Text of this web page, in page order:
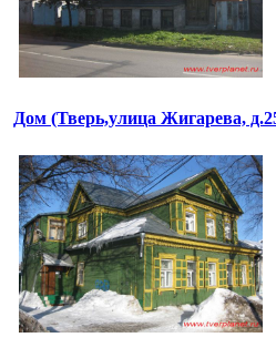
Дом (Тверь,улица Жигарева,